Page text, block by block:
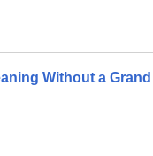
Without a